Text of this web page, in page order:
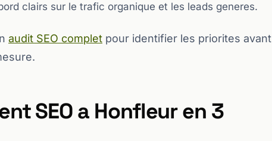
clairs sur le trafic organique et les leads generes.
audit SEO complet pour identifier les priorites avant
SEO a Honfleur en 3